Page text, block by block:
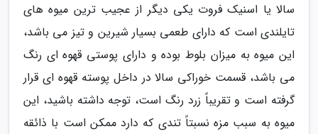
سالا یا اسنیک فروت یکی دیگر از عجیب ترین میوه های
تایلندی است که دارای طعمی بسیار شیرین و تیز می باشد،
این میوه به میزان بلوط بوده و دارای پوستی قهوه ای رنگ
می باشد، قسمت خوراکی سالا در داخل پوسته قهوه ای قرار
گرفته است و تقریباً زرد رنگ است، توجه داشته باشید، این
میوه به سبب مزه نسبتاً تندی که دارد ممکن است با ذائقه